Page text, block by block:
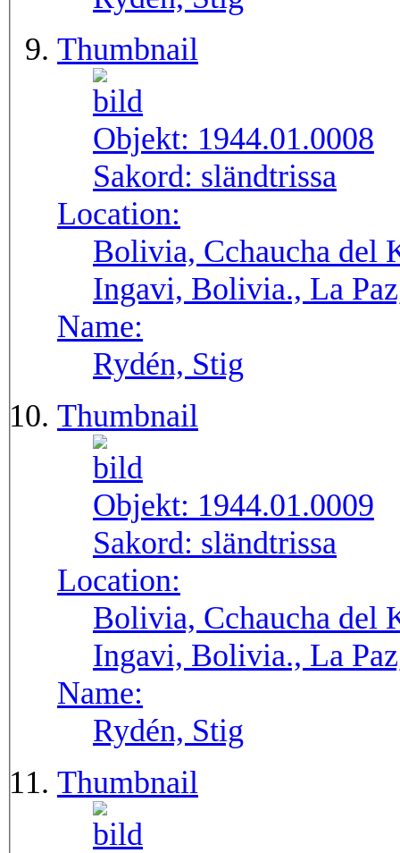
Thumbnail
Objekt: 1944.01.0008
Sakord: sländtrissa
Location:
Bolivia, Cchaucha del
Ingavi, Bolivia., La
Name:
Rydén, Stig
Thumbnail
Objekt: 1944.01.0009
Sakord: sländtrissa
Location:
Bolivia, Cchaucha del
Ingavi, Bolivia., La
Name:
Rydén, Stig
Thumbnail